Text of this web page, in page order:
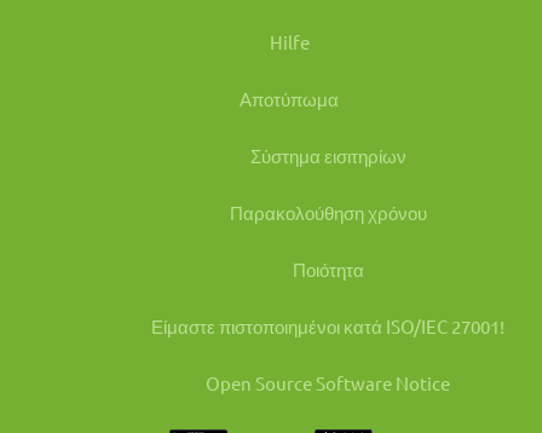
Hilfe
Αποτύπωμα
Σύστημα εισιτηρίων
Παρακολούθηση χρόνου
Ποιότητα
Είμαστε πιστοποιημένοι κατά ISO/IEC 27001!
Open Source Software Notice